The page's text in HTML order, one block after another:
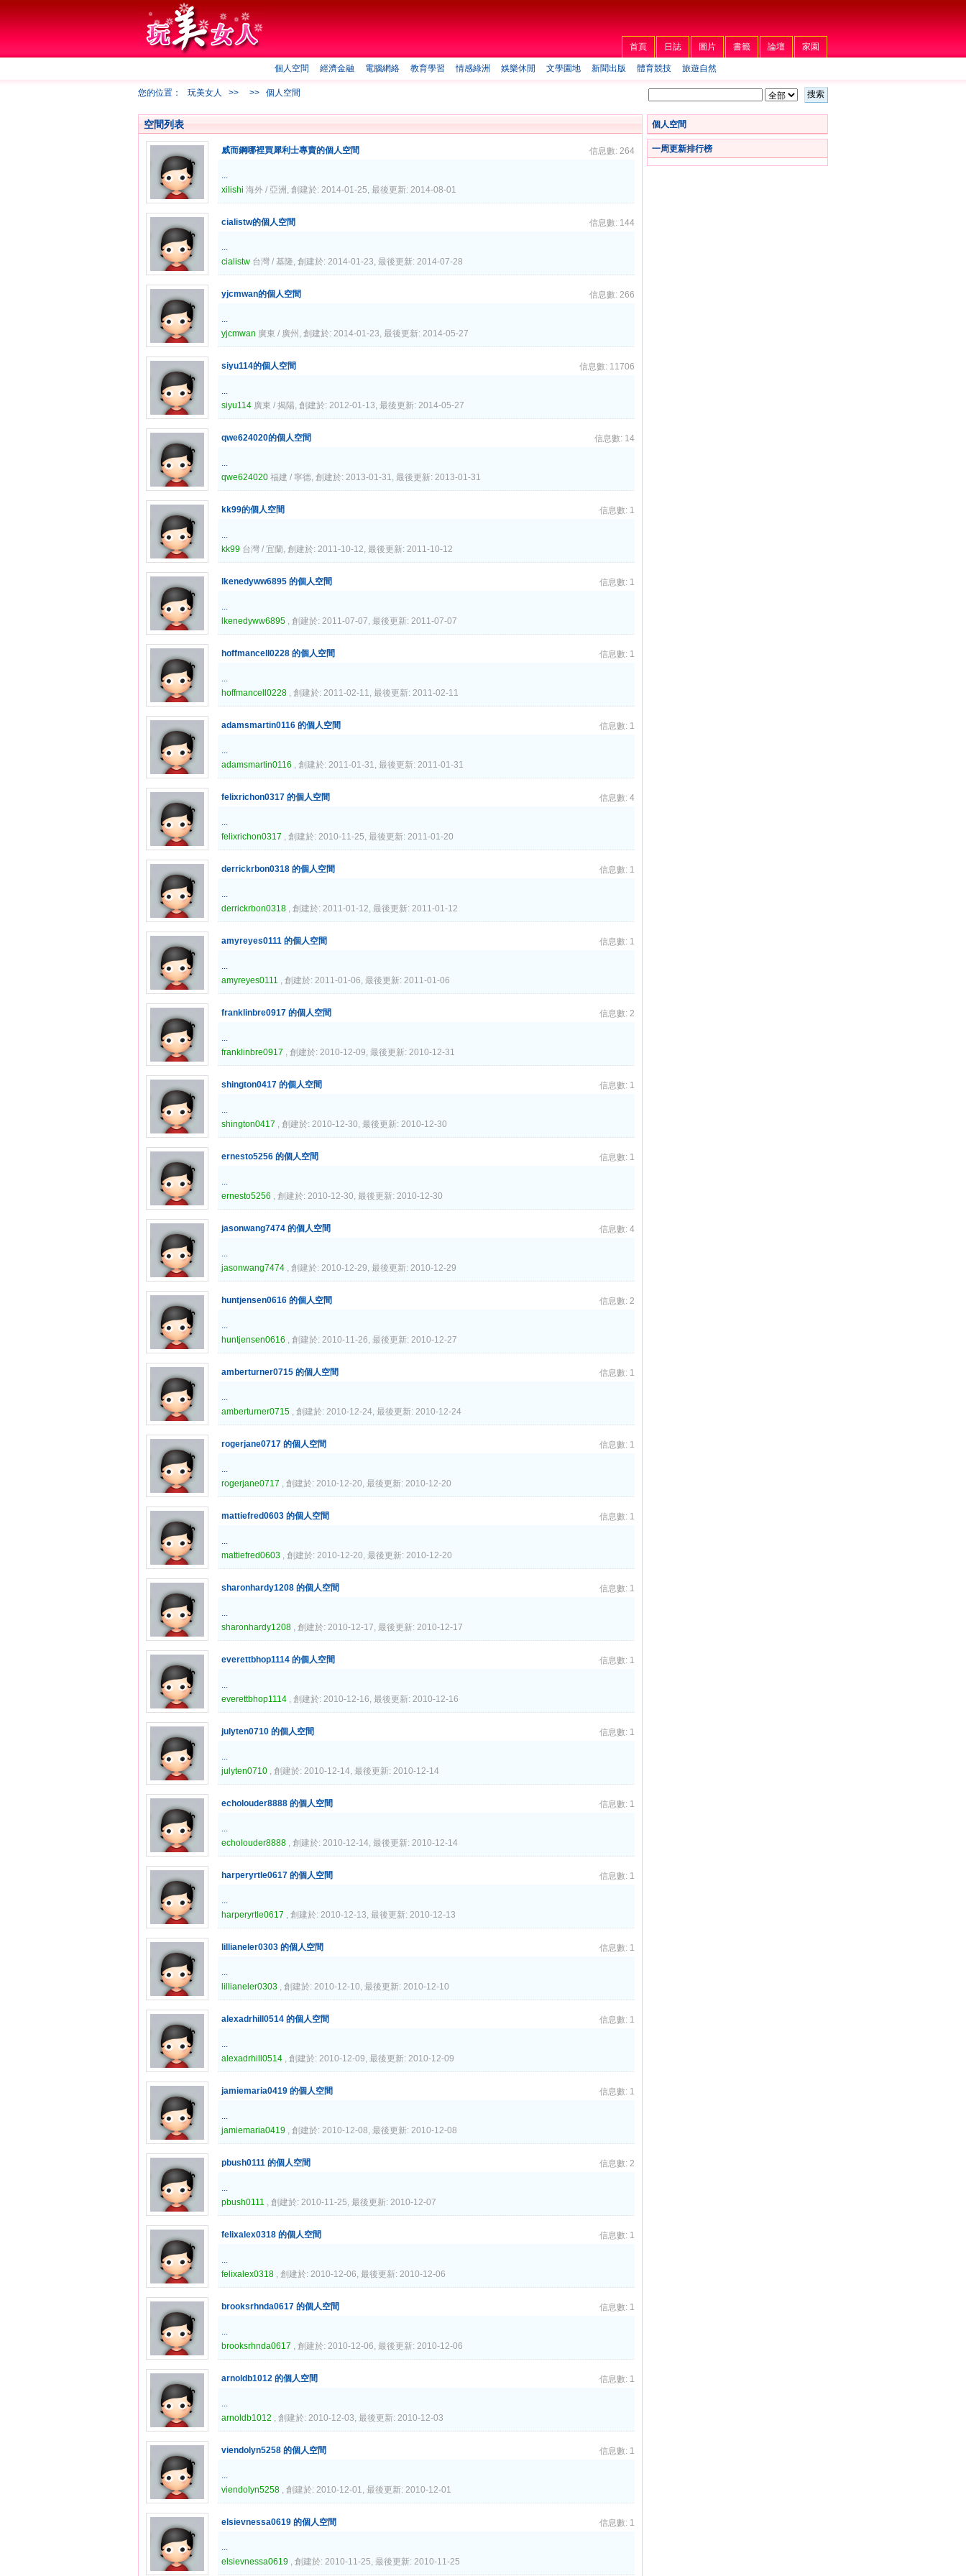
首頁 日誌 圖片 書籤 論壇 家園
個人空間 經濟金融 電腦網絡 教育學習 情感綠洲 娛樂休閒 文學園地 新聞出版 體育競技 旅遊自然
搜索
您的位置： 玩美女人 >> >> 個人空間
個人空間
一周更新排行榜
空間列表
信息數: 264
威而鋼哪裡買犀利士專賣的個人空間
xilishi 海外 / 亞洲, 創建於: 2014-01-25, 最後更新: 2014-08-01
信息數: 144
cialistw的個人空間
cialistw 台灣 / 基隆, 創建於: 2014-01-23, 最後更新: 2014-07-28
信息數: 266
yjcmwan的個人空間
yjcmwan 廣東 / 廣州, 創建於: 2014-01-23, 最後更新: 2014-05-27
信息數: 11706
siyu114的個人空間
siyu114 廣東 / 揭陽, 創建於: 2012-01-13, 最後更新: 2014-05-27
信息數: 14
qwe624020的個人空間
qwe624020 福建 / 寧德, 創建於: 2013-01-31, 最後更新: 2013-01-31
信息數: 1
kk99的個人空間
kk99 台灣 / 宜蘭, 創建於: 2011-10-12, 最後更新: 2011-10-12
信息數: 1
lkenedyww6895 的個人空間
lkenedyww6895 , 創建於: 2011-07-07, 最後更新: 2011-07-07
信息數: 1
hoffmancell0228 的個人空間
hoffmancell0228 , 創建於: 2011-02-11, 最後更新: 2011-02-11
信息數: 1
adamsmartin0116 的個人空間
adamsmartin0116 , 創建於: 2011-01-31, 最後更新: 2011-01-31
信息數: 4
felixrichon0317 的個人空間
felixrichon0317 , 創建於: 2010-11-25, 最後更新: 2011-01-20
信息數: 1
derrickrbon0318 的個人空間
derrickrbon0318 , 創建於: 2011-01-12, 最後更新: 2011-01-12
信息數: 1
amyreyes0111 的個人空間
amyreyes0111
, 創建於: 2011-01-06, 最後更新: 2011-01-06
信息數: 2
franklinbre0917 的個人空間
franklinbre0917 , 創建於: 2010-12-09, 最後更新: 2010-12-31
信息數: 1
shington0417 的個人空間
shington0417 , 創建於: 2010-12-30, 最後更新: 2010-12-30
信息數: 1
ernesto5256 的個人空間
ernesto5256 , 創建於: 2010-12-30, 最後更新: 2010-12-30
信息數: 4
jasonwang7474 的個人空間
jasonwang7474 , 創建於: 2010-12-29, 最後更新: 2010-12-29
信息數: 2
huntjensen0616 的個人空間
huntjensen0616 , 創建於: 2010-11-26, 最後更新: 2010-12-27
信息數: 1
amberturner0715 的個人空間
amberturner0715 , 創建於: 2010-12-24, 最後更新: 2010-12-24
信息數: 1
rogerjane0717 的個人空間
rogerjane0717 , 創建於: 2010-12-20, 最後更新: 2010-12-20
信息數: 1
mattiefred0603 的個人空間
mattiefred0603 , 創建於: 2010-12-20, 最後更新: 2010-12-20
信息數: 1
sharonhardy1208 的個人空間
sharonhardy1208 , 創建於: 2010-12-17, 最後更新: 2010-12-17
信息數: 1
everettbhop1114 的個人空間
everettbhop1114 , 創建於: 2010-12-16, 最後更新: 2010-12-16
信息數: 1
julyten0710 的個人空間
julyten0710 , 創建於: 2010-12-14, 最後更新: 2010-12-14
信息數: 1
echolouder8888 的個人空間
echolouder8888 , 創建於: 2010-12-14, 最後更新: 2010-12-14
信息數: 1
harperyrtle0617 的個人空間
harperyrtle0617 , 創建於: 2010-12-13, 最後更新: 2010-12-13
信息數: 1
lillianeler0303 的個人空間
lillianeler0303 , 創建於: 2010-12-10, 最後更新: 2010-12-10
信息數: 1
alexadrhill0514 的個人空間
alexadrhill0514 , 創建於: 2010-12-09, 最後更新: 2010-12-09
信息數: 1
jamiemaria0419 的個人空間
jamiemaria0419 , 創建於: 2010-12-08, 最後更新: 2010-12-08
信息數: 2
pbush0111 的個人空間
pbush0111
, 創建於: 2010-11-25, 最後更新: 2010-12-07
信息數: 1
felixalex0318 的個人空間
felixalex0318 , 創建於: 2010-12-06, 最後更新: 2010-12-06
信息數: 1
brooksrhnda0617 的個人空間
brooksrhnda0617 , 創建於: 2010-12-06, 最後更新: 2010-12-06
信息數: 1
arnoldb1012 的個人空間
arnoldb1012 , 創建於: 2010-12-03, 最後更新: 2010-12-03
信息數: 1
viendolyn5258 的個人空間
viendolyn5258 , 創建於: 2010-12-01, 最後更新: 2010-12-01
信息數: 1
elsievnessa0619 的個人空間
elsievnessa0619 , 創建於: 2010-11-25, 最後更新: 2010-11-25